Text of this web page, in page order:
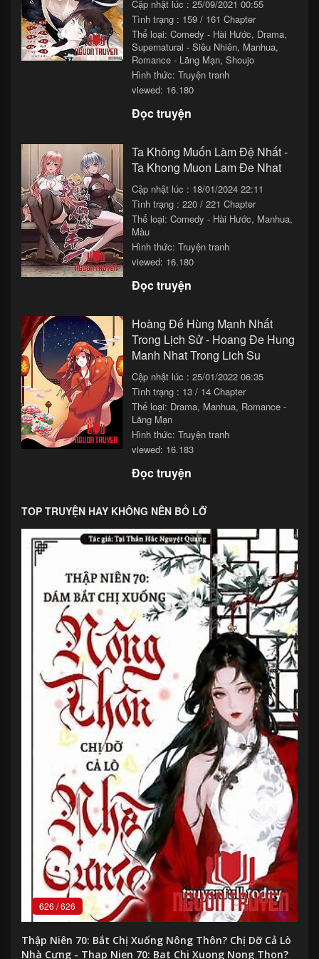
Cập nhật lúc : 25/09/2021 00:55
Tình trạng : 159 / 161 Chapter
Thể loại: Comedy - Hài Hước, Drama,
Supernatural - Siêu Nhiên, Manhua,
Romance - Lãng Mạn, Shoujo
Hình thức: Truyện tranh
viewed: 16.180
Đọc truyện
Ta Không Muốn Làm Đệ Nhất -
Ta Khong Muon Lam Đe Nhat
Cập nhật lúc : 18/01/2024 22:11
Tình trạng : 220 / 221 Chapter
Thể loại: Comedy - Hài Hước, Manhua,
Màu
Hình thức: Truyện tranh
viewed: 16.180
Đọc truyện
Hoàng Đế Hùng Mạnh Nhất
Trong Lịch Sử - Hoang Đe Hung
Manh Nhat Trong Lich Su
Cập nhật lúc : 25/01/2022 06:35
Tình trạng : 13 / 14 Chapter
Thể loại: Drama, Manhua, Romance -
Lãng Mạn
Hình thức: Truyện tranh
viewed: 16.183
Đọc truyện
TOP TRUYỆN HAY KHÔNG NÊN BỎ LỠ
626 /626
Thập Niên 70: Bắt Chị Xuống Nông Thôn? Chị Dỡ Cả Lò
Nhà Cưng - Thap Nien 70: Bat Chi Xuong Nong Thon?